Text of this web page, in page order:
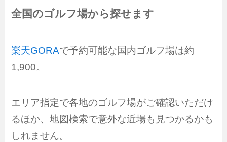
全国のゴルフ場から探せます
楽天GORAで予約可能な国内ゴルフ場は約
1,900。
エリア指定で各地のゴルフ場がご確認いただけ
るほか、地図検索で意外な近場も見つかるかも
しれません。